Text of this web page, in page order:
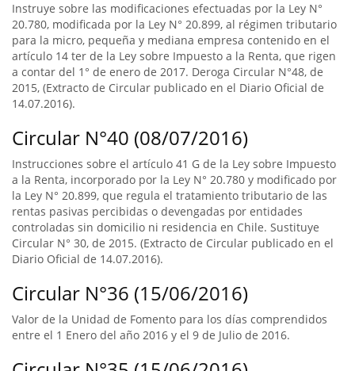
Instruye sobre las modificaciones efectuadas por la Ley N°
20.780, modificada por la Ley N° 20.899, al régimen tributario
para la micro, pequeña y mediana empresa contenido en el
artículo 14 ter de la Ley sobre Impuesto a la Renta, que rigen
a contar del 1° de enero de 2017. Deroga Circular N°48, de
2015, (Extracto de Circular publicado en el Diario Oficial de
14.07.2016).
Circular N°40 (08/07/2016)
Instrucciones sobre el artículo 41 G de la Ley sobre Impuesto
a la Renta, incorporado por la Ley N° 20.780 y modificado por
la Ley N° 20.899, que regula el tratamiento tributario de las
rentas pasivas percibidas o devengadas por entidades
controladas sin domicilio ni residencia en Chile. Sustituye
Circular N° 30, de 2015. (Extracto de Circular publicado en el
Diario Oficial de 14.07.2016).
Circular N°36 (15/06/2016)
Valor de la Unidad de Fomento para los días comprendidos
entre el 1 Enero del año 2016 y el 9 de Julio de 2016.